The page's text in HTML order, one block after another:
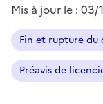
Mis à jour le : 03/
Fin et rupture
Préavis de